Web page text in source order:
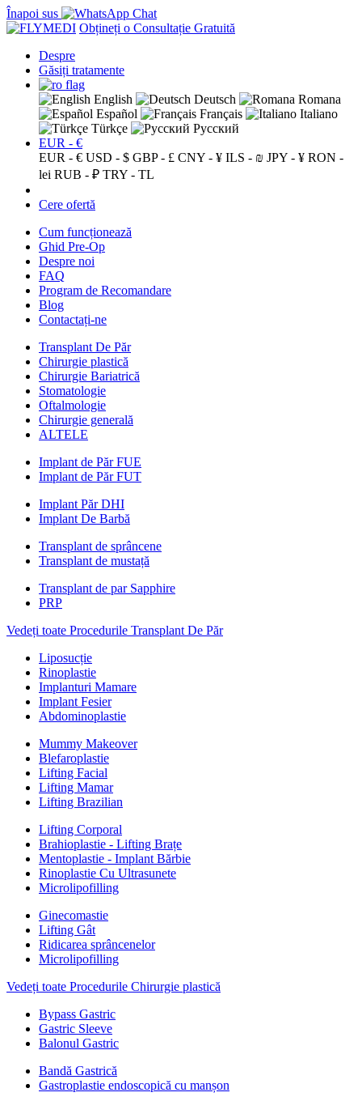
Înapoi sus
Obțineți o Consultație Gratuită
Despre
Găsiți tratamente
English Deutsch
Romana
Español
Français
Italiano
Türkçe
Русский
EUR - €
EUR - € USD - $ GBP - £ CNY - ¥ ILS - ₪ JPY - ¥ RON -
lei RUB - ₽ TRY - TL
Cere ofertă
Cum funcționează
Ghid Pre-Op
Despre noi
FAQ
Program de Recomandare
Blog
Contactați-ne
Transplant De Păr
Chirurgie plastică
Chirurgie Bariatrică
Stomatologie
Oftalmologie
Chirurgie generală
ALTELE
Implant de Păr FUE
Implant de Păr FUT
Implant Păr DHI
Implant De Barbă
Transplant de sprâncene
Transplant de mustață
Transplant de par Sapphire
PRP
Vedeți toate Procedurile Transplant De Păr
Liposucție
Rinoplastie
Implanturi Mamare
Implant Fesier
Abdominoplastie
Mummy Makeover
Blefaroplastie
Lifting Facial
Lifting Mamar
Lifting Brazilian
Lifting Corporal
Brahioplastie - Lifting Brațe
Mentoplastie - Implant Bărbie
Rinoplastie Cu Ultrasunete
Microlipofilling
Ginecomastie
Lifting Gât
Ridicarea sprâncenelor
Microlipofilling
Vedeți toate Procedurile Chirurgie plastică
Bypass Gastric
Gastric Sleeve
Balonul Gastric
Bandă Gastrică
Gastroplastie endoscopică cu manșon